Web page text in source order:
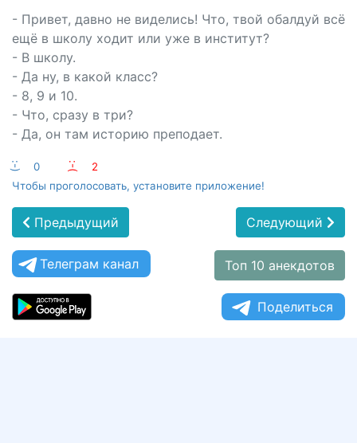
- Привет, давно не виделись! Что, твой обалдуй всё
ещё в школу ходит или уже в институт?
- В школу.
- Да ну, в какой класс?
- 8, 9 и 10.
- Что, сразу в три?
- Да, он там историю преподает.
:-) 0 :-(
2
Чтобы проголосовать, установите приложение!
Предыдущий Следующий
Телеграм канал Топ 10 анекдотов
Поделиться